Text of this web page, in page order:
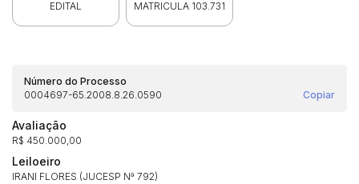
EDITAL MATRICULA 103.731
Número do Processo
0004697-65.2008.8.26.0590
Copiar
Avaliação
R$ 450.000,00
Leiloeiro
IRANI FLORES (JUCESP Nª 792)